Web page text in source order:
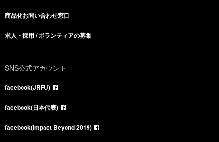
商品化お問い合わせ窓口
求人・採用 / ボランティアの募集
SNS公式アカウント
facebook(JRFU)
facebook(日本代表)
facebook(Impact Beyond 2019)